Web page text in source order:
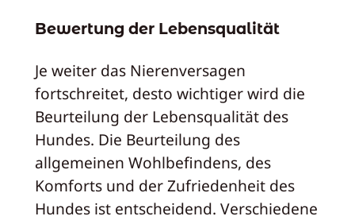
Bewertung der Lebensqualität
Je weiter das Nierenversagen
fortschreitet, desto wichtiger wird die
Beurteilung der Lebensqualität des
Hundes. Die Beurteilung des
allgemeinen Wohlbefindens, des
Komforts und der Zufriedenheit des
Hundes ist entscheidend. Verschiedene